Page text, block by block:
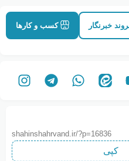
کسب و کارها خبرنگار
shahinshahrvand.ir/?p=16836
کپی